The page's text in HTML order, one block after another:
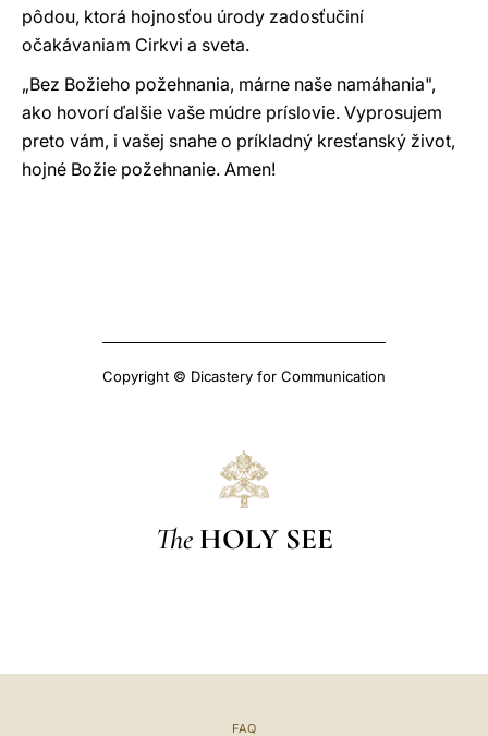
pôdou, ktorá hojnosťou úrody zadosťučiní
očakávaniam Cirkvi a sveta.
„Bez Božieho požehnania, márne naše namáhania",
ako hovorí ďalšie vaše múdre príslovie. Vyprosujem
preto vám, i vašej snahe o príkladný kresťanský život,
hojné Božie požehnanie. Amen!
Copyright © Dicastery for Communication
The HOLY SEE
FAQ